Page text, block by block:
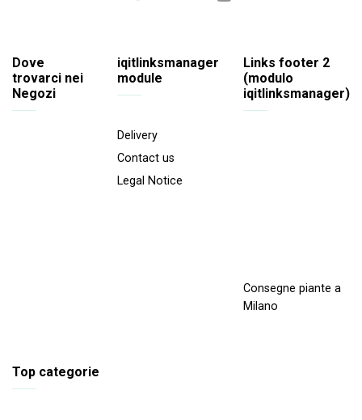
Dove
trovarci nei
Negozi
iqitlinksmanager
module
Delivery
Contact us
Legal Notice
Links footer 2
(modulo
iqitlinksmanager)
Consegne piante a
Milano
Top categorie